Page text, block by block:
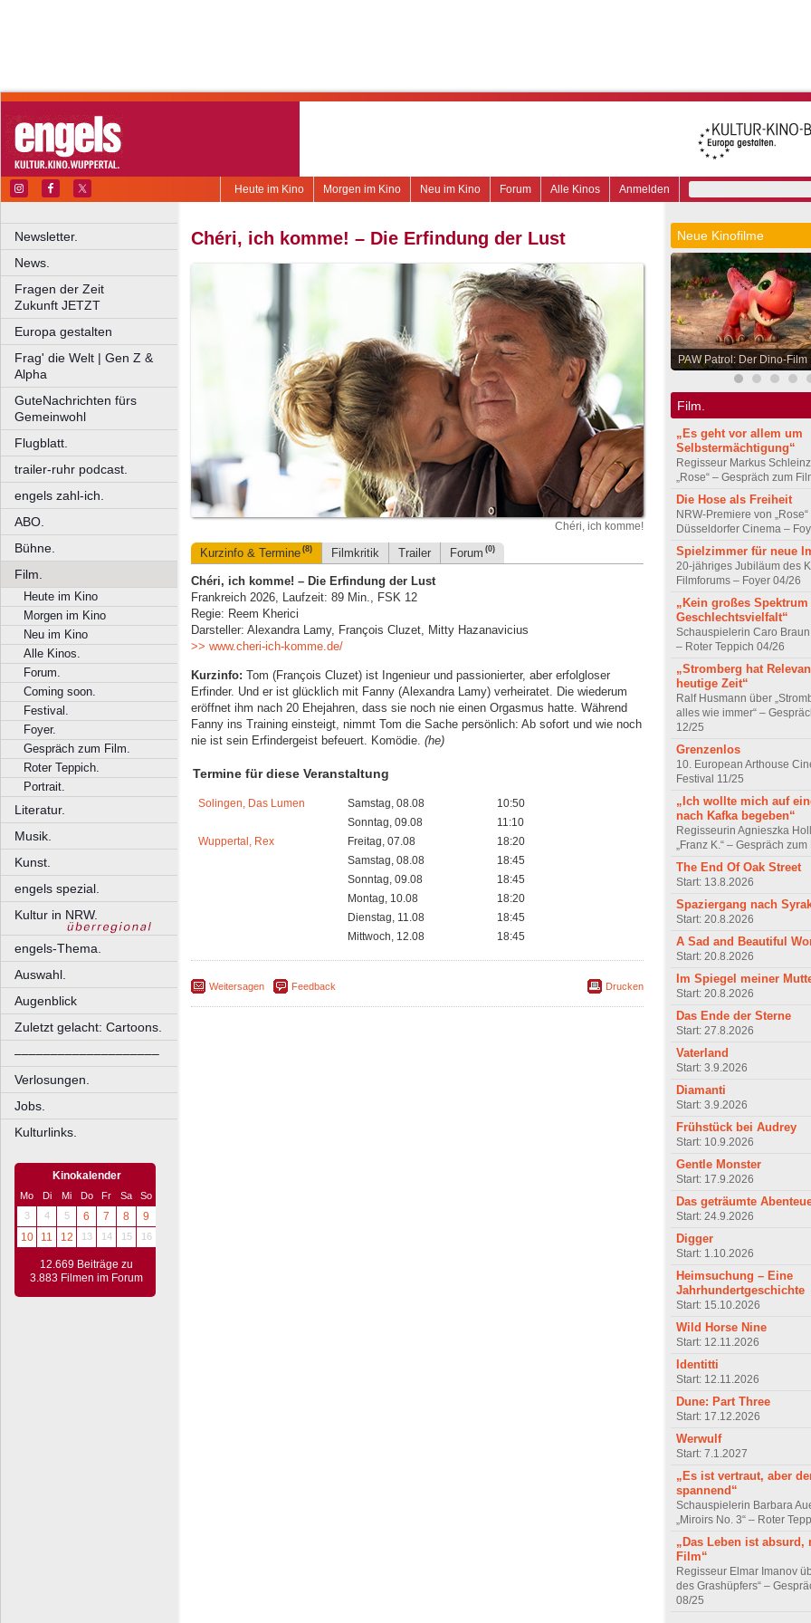
Anmelden
Alle Kinos
Forum
Neu im Kino
Morgen im Kino
Heute im Kino
Newsletter.
News.
Fragen der Zeit
Zukunft JETZT
Europa gestalten
Frag' die Welt | Gen Z &
Alpha
GuteNachrichten fürs
Gemeinwohl
Flugblatt.
trailer-ruhr podcast.
engels zahl-ich.
ABO.
Bühne.
Film.
Heute im Kino
Morgen im Kino
Neu im Kino
Alle Kinos.
Forum.
Coming soon.
Festival.
Foyer.
Gespräch zum Film.
Roter Teppich.
Portrait.
Literatur.
Musik.
Kunst.
engels spezial.
Kultur in NRW.
engels-Thema.
Auswahl.
Augenblick
Zuletzt gelacht: Cartoons.
––––––––––––––––––––
Verlosungen.
Jobs.
Kulturlinks.
Kinokalender
Mo Di Mi Do Fr Sa
So
3
4 5 6 7 8
9
10
11 12 13 14 15 16
12.669 Beiträge zu
3.883 Filmen im Forum
Chéri, ich komme! – Die Erfindung der Lust
Chéri, ich komme!
Kurzinfo & Termine (8) Filmkritik Trailer Forum (0)
Chéri, ich komme! – Die Erfindung der Lust
Frankreich 2026, Laufzeit: 89 Min., FSK 12
Regie: Reem Kherici
Darsteller: Alexandra Lamy, François Cluzet, Mitty Hazanavicius
>> www.cheri-ich-komme.de/
Kurzinfo: Tom (François Cluzet) ist Ingenieur und passionierter, aber erfolgloser
Erfinder. Und er ist glücklich mit Fanny (Alexandra Lamy) verheiratet. Die wiederum
eröffnet ihm nach 20 Ehejahren, dass sie noch nie einen Orgasmus hatte. Während
Fanny ins Training einsteigt, nimmt Tom die Sache persönlich: Ab sofort und wie noch
nie ist sein Erfindergeist befeuert. Komödie. (he)
Termine für diese Veranstaltung
Solingen, Das Lumen Samstag, 08.08
10:50
Sonntag, 09.08
11:10
Wuppertal, Rex
Freitag, 07.08
18:20
Samstag, 08.08
18:45
Sonntag, 09.08
18:45
Montag, 10.08
18:20
Dienstag, 11.08
18:45
Mittwoch, 12.08
18:45
Weitersagen Feedback Drucken
Neue Kinofilme
PAW Patrol: Der Dino-Film
Film.
„Es geht vor allem um
Selbstermächtigung“
Regisseur Markus
„Rose“ – Gespräch zum
Die Hose als Freiheit
NRW-Premiere von „Rose“
Düsseldorfer Cinema –
Spielzimmer für neue
20-jähriges Jubiläum des
Filmforums – Foyer 04/26
„Kein großes Spektrum
Geschlechtsvielfalt“
Schauspielerin Caro Braun
– Roter Teppich 04/26
„Stromberg hat
heutige Zeit“
Ralf Husmann über
alles wie immer“ –
12/25
Grenzenlos
10. European Arthouse
Festival 11/25
„Ich wollte mich auf
nach Kafka begeben“
Regisseurin Agnieszka
„Franz K.“ – Gespräch
The End Of Oak Street
Start: 13.8.2026
Spaziergang nach
Start: 20.8.2026
A Sad and Beautiful
Start: 20.8.2026
Im Spiegel meiner
Start: 20.8.2026
Das Ende der Sterne
Start: 27.8.2026
Vaterland
Start: 3.9.2026
Diamanti
Start: 3.9.2026
Frühstück bei Audrey
Start: 10.9.2026
Gentle Monster
Start: 17.9.2026
Das geträumte
Start: 24.9.2026
Digger
Start: 1.10.2026
Heimsuchung – Eine
Jahrhundertgeschichte
Start: 15.10.2026
Wild Horse Nine
Start: 12.11.2026
Identitti
Start: 12.11.2026
Dune: Part Three
Start: 17.12.2026
Werwulf
Start: 7.1.2027
„Es ist vertraut, aber
spannend“
Schauspielerin Barbara
„Miroirs No. 3“ – Roter
„Das Leben ist absurd,
Film“
Regisseur Elmar Imanov
des Grashüpfers“ –
08/25